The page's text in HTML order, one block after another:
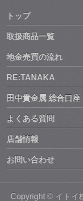
トップ
取扱商品一覧
地金売買の流れ
RE:TANAKA
田中貴金属 総合口座
よくある質問
店舗情報
お問い合わせ
Copyright © イトイ